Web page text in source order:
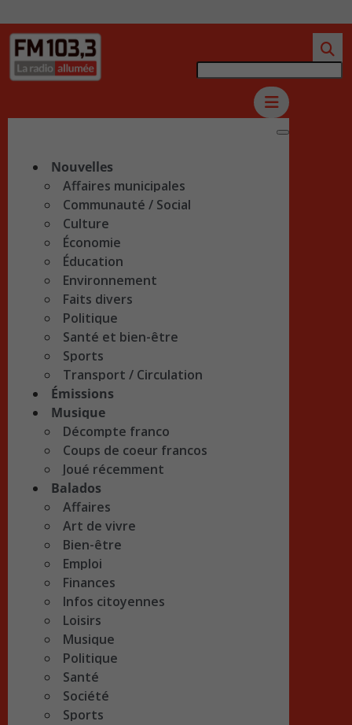
Nouvelles
Affaires municipales
Communauté / Social
Culture
Économie
Éducation
Environnement
Faits divers
Politique
Santé et bien-être
Sports
Transport / Circulation
Émissions
Musique
Décompte franco
Coups de coeur francos
Joué récemment
Balados
Affaires
Art de vivre
Bien-être
Emploi
Finances
Infos citoyennes
Loisirs
Musique
Politique
Santé
Société
Sports